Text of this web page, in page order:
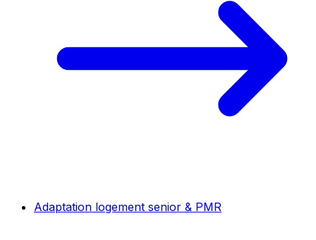
Adaptation logement senior & PMR